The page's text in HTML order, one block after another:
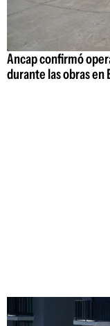
Ancap confirmó
durante las obras en